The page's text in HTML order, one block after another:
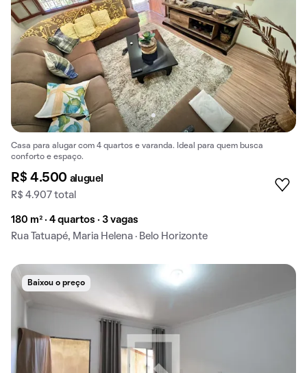
Casa para alugar com 4 quartos e varanda. Ideal para quem busca
conforto e espaço.
R$ 4.500 aluguel
R$ 4.907 total
180 m² · 4 quartos · 3 vagas
Rua Tatuapé, Maria Helena · Belo Horizonte
Baixou o preço